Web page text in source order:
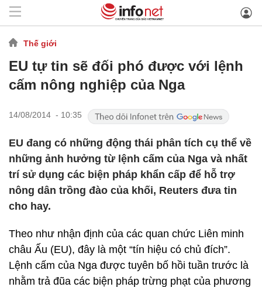
Thế giới
EU tự tin sẽ đối phó được với lệnh
cấm nông nghiệp của Nga
14/08/2014 - 10:35
EU đang có những động thái phân tích cụ thể về
những ảnh hưởng từ lệnh cấm của Nga và nhất
trí sử dụng các biện pháp khẩn cấp để hỗ trợ
nông dân trồng đào của khối, Reuters đưa tin
cho hay.
Theo như nhận định của các quan chức Liên minh
châu Ấu (EU), đây là một “tín hiệu có chủ đích”.
Lệnh cấm của Nga được tuyên bố hồi tuần trước là
nhằm trả đũa các biện pháp trừng phạt của phương